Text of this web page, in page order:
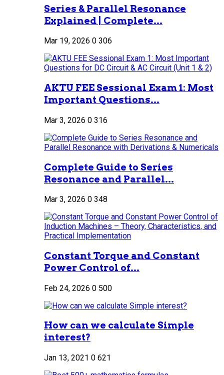
Series & Parallel Resonance
Explained | Complete...
Mar 19, 2026 0 306
AKTU FEE Sessional Exam 1: Most
Important Questions...
Mar 3, 2026 0 316
Complete Guide to Series
Resonance and Parallel...
Mar 3, 2026 0 348
Constant Torque and Constant
Power Control of...
Feb 24, 2026 0 500
How can we calculate Simple
interest?
Jan 13, 2021 0 621